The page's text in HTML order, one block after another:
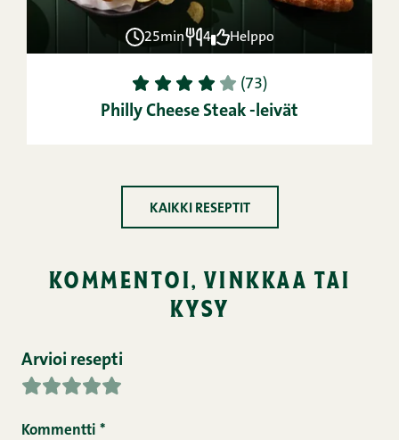
25min 4 Helppo
1 2 3 4 5 (73)
Philly Cheese Steak -leivät
KAIKKI RESEPTIT
kommentoi, vinkkaa tai
kysy
Arvioi resepti
Kommentti *